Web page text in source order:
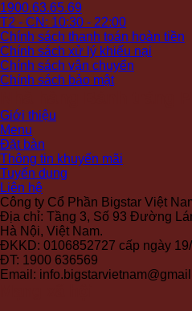
1900.63.65.69
T2 - CN: 10:30 - 22:00
Chính sách thanh toán hoàn tiền
Chính sách xử lý khiếu nại
Chính sách vận chuyển
Chính sách bảo mật
Giới thiệu
Menu
Đặt bàn
Thông tin khuyến mãi
Tuyển dụng
Liên hệ
Công ty Cổ Phần Bigstar Việt
Địa chỉ: Tầng 3, Số 93 Đường
Hà Nội, Việt Nam.
ĐKKD: 0106852727 cấp ngày
ĐT: 1900 636569
Email: